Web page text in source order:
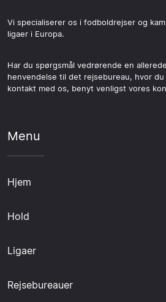
Vi specialiserer os i fodboldrejser og
ligaer i Europa.
Har du spørgsmål vedrørende en
henvendelse til det rejsebureau, hvor
kontakt med os, benyt venligst vores
Menu
Hjem
Hold
Ligaer
Rejsebureauer